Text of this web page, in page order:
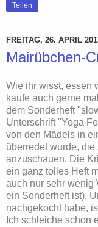
Teilen
FREITAG, 26. APRIL
Mairübchen-
Wie ihr wisst, essen
kaufe auch gerne
dem Sonderheft
Unterschrift "Yoga
von den Mädels in
überredet wurde, die
anzuschauen. Die
ein ganz tolles Heft
auch nur sehr wenig
ein Sonderheft ist).
nachgekocht habe,
Ich schleiche schon